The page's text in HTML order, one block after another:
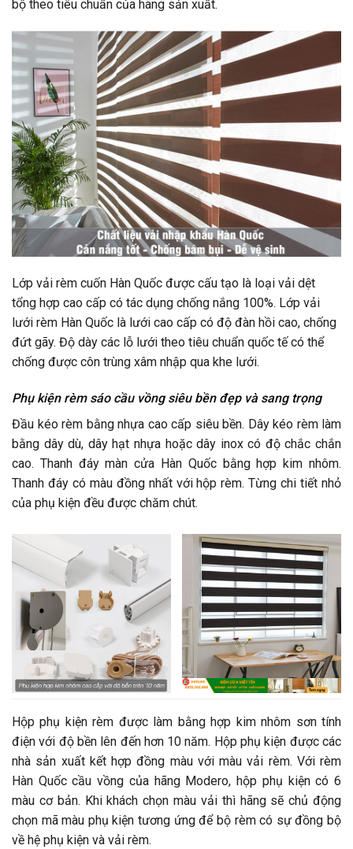
bộ theo tiêu chuẩn của hãng sản xuất.
Lớp vải rèm cuốn Hàn Quốc được cấu tạo là loại vải dệt
tổng hợp cao cấp có tác dụng chống nắng 100%. Lớp vải
lưới rèm Hàn Quốc là lưới cao cấp có độ đàn hồi cao, chống
đứt gãy. Độ dày các lỗ lưới theo tiêu chuẩn quốc tế có thể
chống được côn trùng xâm nhập qua khe lưới.
Phụ kiện rèm sáo cầu vồng siêu bền đẹp và sang trọng
Đầu kéo rèm bằng nhựa cao cấp siêu bền. Dây kéo rèm làm
bằng dây dù, dây hạt nhựa hoặc dây inox có độ chắc chắn
cao. Thanh đáy màn cửa Hàn Quốc bằng hợp kim nhôm.
Thanh đáy có màu đồng nhất với hộp rèm. Từng chi tiết nhỏ
của phụ kiện đều được chăm chút.
Hộp phụ kiện rèm được làm bằng hợp kim nhôm sơn tính
điện với độ bền lên đến hơn 10 năm. Hộp phụ kiện được các
nhà sản xuất kết hợp đồng màu với màu vải rèm. Với rèm
Hàn Quốc cầu vồng của hãng Modero, hộp phụ kiện có 6
màu cơ bản. Khi khách chọn màu vải thì hãng sẽ chủ động
chọn mã màu phụ kiện tương ứng để bộ rèm có sự đồng bộ
về hệ phụ kiện và vải rèm.